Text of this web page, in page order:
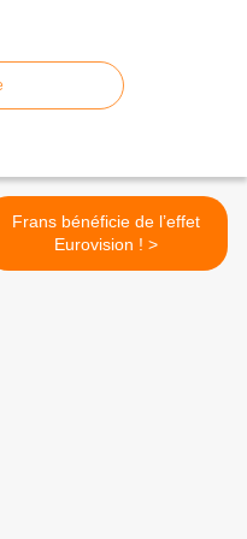
Frans bénéficie de l’effet
Eurovision ! >